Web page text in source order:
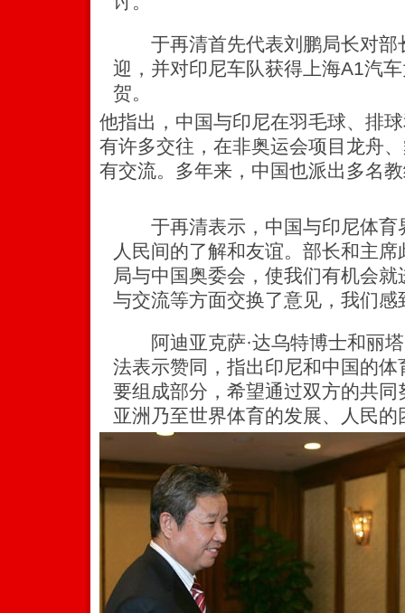
于再清首先代表刘鹏局长对部
迎，并对印尼车队获得上海A1汽
贺。
他指出，中国与印尼在羽毛球、排
有许多交往，在非奥运会项目龙舟
有交流。多年来，中国也派出多名
于再清表示，中国与印尼体育
人民间的了解和友谊。部长和主
局与中国奥委会，使我们有机会
与交流等方面交换了意见，我们感
阿迪亚克萨·达乌特博士和丽塔
法表示赞同，指出印尼和中国的
要组成部分，希望通过双方的共
亚洲乃至世界体育的发展、人民